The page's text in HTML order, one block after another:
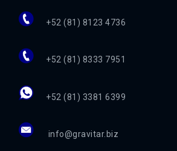
+52 (81) 8123 4736
+52 (81) 8333 7951
+52 (81) 3381 6399
info@gravitar.biz